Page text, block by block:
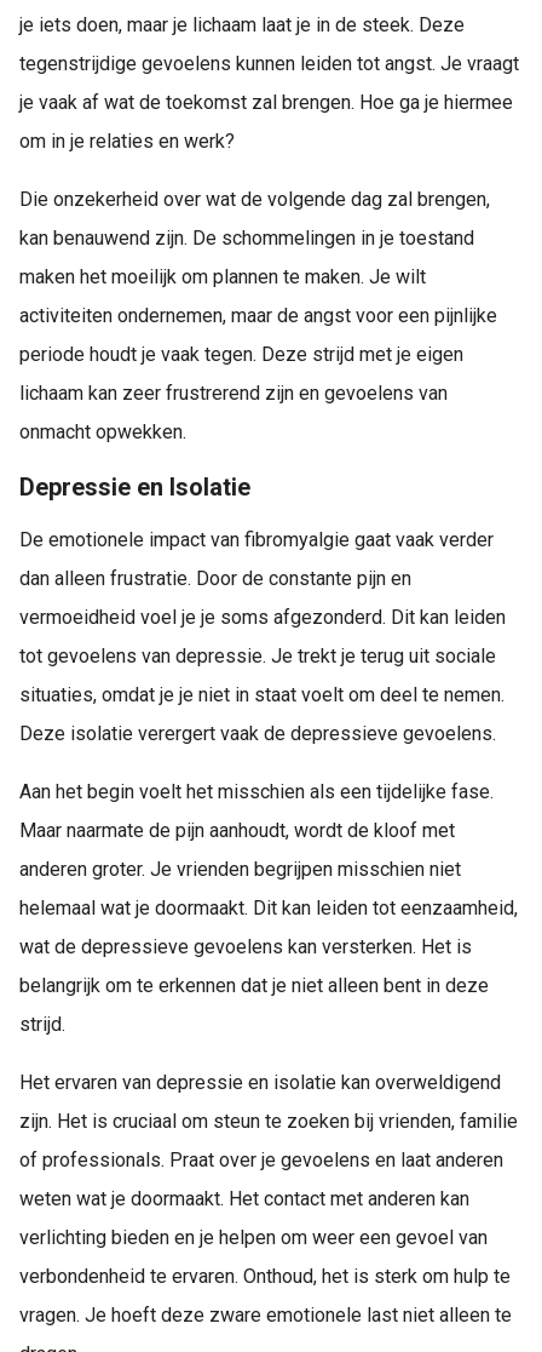
je iets doen, maar je lichaam laat je in de steek. Deze
tegenstrijdige gevoelens kunnen leiden tot angst. Je vraagt
je vaak af wat de toekomst zal brengen. Hoe ga je hiermee
om in je relaties en werk?
Die onzekerheid over wat de volgende dag zal brengen,
kan benauwend zijn. De schommelingen in je toestand
maken het moeilijk om plannen te maken. Je wilt
activiteiten ondernemen, maar de angst voor een pijnlijke
periode houdt je vaak tegen. Deze strijd met je eigen
lichaam kan zeer frustrerend zijn en gevoelens van
onmacht opwekken.
Depressie en Isolatie
De emotionele impact van fibromyalgie gaat vaak verder
dan alleen frustratie. Door de constante pijn en
vermoeidheid voel je je soms afgezonderd. Dit kan leiden
tot gevoelens van depressie. Je trekt je terug uit sociale
situaties, omdat je je niet in staat voelt om deel te nemen.
Deze isolatie verergert vaak de depressieve gevoelens.
Aan het begin voelt het misschien als een tijdelijke fase.
Maar naarmate de pijn aanhoudt, wordt de kloof met
anderen groter. Je vrienden begrijpen misschien niet
helemaal wat je doormaakt. Dit kan leiden tot eenzaamheid,
wat de depressieve gevoelens kan versterken. Het is
belangrijk om te erkennen dat je niet alleen bent in deze
strijd.
Het ervaren van depressie en isolatie kan overweldigend
zijn. Het is cruciaal om steun te zoeken bij vrienden, familie
of professionals. Praat over je gevoelens en laat anderen
weten wat je doormaakt. Het contact met anderen kan
verlichting bieden en je helpen om weer een gevoel van
verbondenheid te ervaren. Onthoud, het is sterk om hulp te
vragen. Je hoeft deze zware emotionele last niet alleen te